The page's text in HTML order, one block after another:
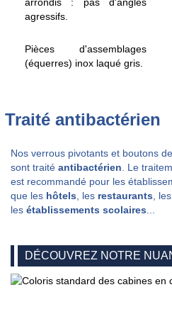
agressifs.
Pièces d'assemblages
(équerres) inox laqué gris.
Traité antibactérien
Nos verrous pivotants et boutons
sont traité antibactérien . Le
est recommandé pour les
que les hôtels , les restaurants , les
les établissements scolaires
DÉCOUVREZ NOTRE